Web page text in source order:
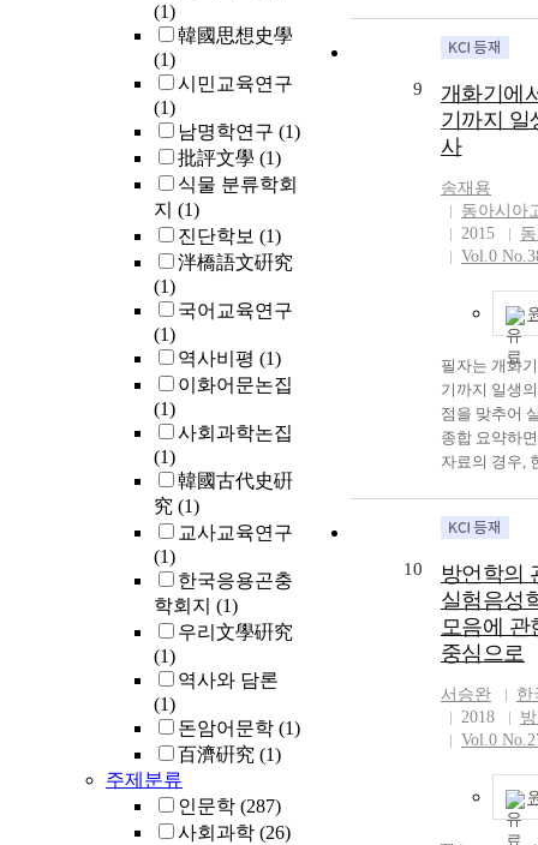
(1)
韓國思想史學
(1)
시민교육연구
(1)
남명학연구 (1)
批評文學 (1)
식물 분류학회
지 (1)
진단학보 (1)
泮橋語文硏究
(1)
국어교육연구
(1)
역사비평 (1)
이화어문논집
(1)
사회과학논집
(1)
韓國古代史硏
究 (1)
교사교육연구
(1)
한국응용곤충
학회지 (1)
우리文學硏究
(1)
역사와 담론
(1)
돈암어문학 (1)
百濟硏究 (1)
주제분류
인문학 (287)
사회과학 (26)
대안에 대해
외환위기를
국사회에 본
신자유주의
을 주로 연구
하고자 하였
년 이상 축적
연구사 검토
의 연구지형
편 앞으로 연
를 발굴하거
향성을 보완
용될 수 있을
작업을 통해
한 한국 종교
를 살펴볼 수
연구주제들
별 연구의 특
분석된 내용
연구의 경향
설명하고자
구는 주로 기
히 발표되어
교 진보진영
해 주도되어
었다. 현실적
를 지지하는
from the
were raised,
was newly
aesthetic
process, his
de-ideological
emphasized.
In-Whan
in the
point where
However,
somehow
sense that it
such as
and ideology,
deferring/
evaluation on
performed by
attitude is not
research(er)
currently
reasoning and
subjectivity/
현재의 문학
하에 있는지
하기 위해 작
에 대한 연구
써 문학연구
축적되는 방
보고, 특정
의 방향에 따
(1970·80/
로 각각 행해
작품에 대한
고 특징들을
그러나 이 과
형태로 접근
시대적 인식
인 메타 서사
적 경계를 넘
향력들의 상
연구의 총체
리고 현재에
을 고찰해 보
Young-jin
produced
the end of his
experiencing
downs of
his texts has
the 1970s
core idea of
consistently
identity at its
looks at the
research, the
unconscious
of trends.
are related to
modern
associated
철학, 자연철
석박사학위
270중 128편
총편수 454
12, 단논문 7),
(석박사2, 단
학 40편(석박
역사철학 64
논문40), 범
65, 단논문,
21편(석박사
타 78편(단논
문의 연구방
기별 통계방
기별로 헤겔
특징들을 적
였다. 헤겔철
헤겔철학의
주제는 시기
의식이 뚜렷
공통적으로
와 텍스트에
다는 점이다.
러운 일은 시
철학의 다양
이 매년 증가
다는 점이다.
편, 학술논문
검토했다. 열
은 2000년대
시작하여
녀 비교’ 등의
되었다. 열
게 ‘전공 및
자료집’, ‘소
작’으로 분
보았다. 관련
열녀전, 열
정려 제도, ③
담론, ④고소
비설화 속 열
열녀도, 행실
텐츠 속 열녀
록’으로 주
초기 연구가
록에서 열녀
는데 초점을
구들은 남성
젠더 불평등
는 담론적 매
내고 있음을
‘열녀’ 형상
학문적 정체
경계가 만들
9
개화기에
기까지 일
사
송재용
동아시아
2015
Vol.0
필자는 개화
기까지 일생
점을 맞추어
종합 요약하
자료의 경우,
잡지에 게재
혼ㆍ상ㆍ제
약간 정도이
실제로 행했
거나 경험한
다양한 자료
련 이론서,
행하거나 본
(특히 일기
게재된 일생
일본인과 서
10
방언학의
실험음성
모음에 관
중심으로
서승완
한
2018
Vol.0